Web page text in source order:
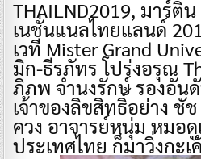
THAILND2019, มาร์ติ
เนชั่นแนลไทยแลนด์
เวที Mister Grand
มิก-ธีรภัทร โปร่งอรุณ
ภิภพ จำนงรักษ์ รองอัน
เจ้าของลิขสิทธิ์อย่าง ชั
ควง อาจารย์หนุ่ม หมอ
ประเทศไทย ก็มาวิ่งกะเ